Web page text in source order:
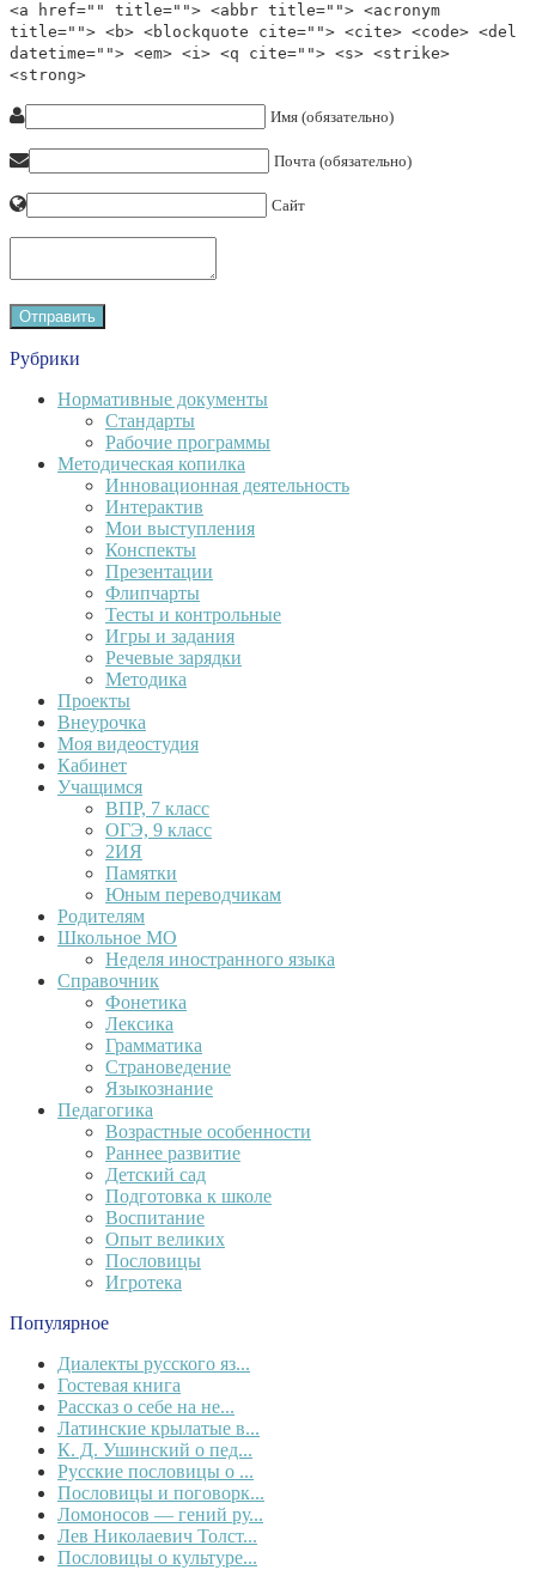
<a href="" title=""> <abbr title=""> <acronym
title=""> <b> <blockquote cite=""> <cite> <code> <del
datetime=""> <em> <i> <q cite=""> <s> <strike>
<strong>
Имя (обязательно)
Почта (обязательно)
Сайт
Рубрики
Нормативные документы
Стандарты
Рабочие программы
Методическая копилка
Инновационная деятельность
Интерактив
Мои выступления
Конспекты
Презентации
Флипчарты
Тесты и контрольные
Игры и задания
Речевые зарядки
Методика
Проекты
Внеурочка
Моя видеостудия
Кабинет
Учащимся
ВПР, 7 класс
ОГЭ, 9 класс
2ИЯ
Памятки
Юным переводчикам
Родителям
Школьное МО
Неделя иностранного языка
Справочник
Фонетика
Лексика
Грамматика
Страноведение
Языкознание
Педагогика
Возрастные особенности
Раннее развитие
Детский сад
Подготовка к школе
Воспитание
Опыт великих
Пословицы
Игротека
Популярное
Диалекты русского яз...
Гостевая книга
Рассказ о себе на не...
Латинские крылатые в...
К. Д. Ушинский о пед...
Русские пословицы о ...
Пословицы и поговорк...
Ломоносов — гений ру...
Лев Николаевич Толст...
Пословицы о культуре...